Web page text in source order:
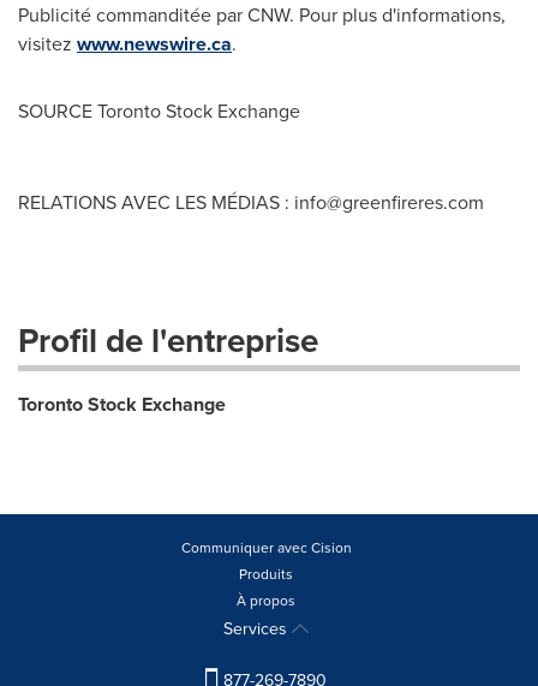
Publicité commanditée par CNW. Pour plus d'informations,
visitez www.newswire.ca.
SOURCE Toronto Stock Exchange
RELATIONS AVEC LES MÉDIAS : info@greenfireres.com
Profil de l'entreprise
Toronto Stock Exchange
Communiquer avec Cision
Produits
À propos
Services
877-269-7890